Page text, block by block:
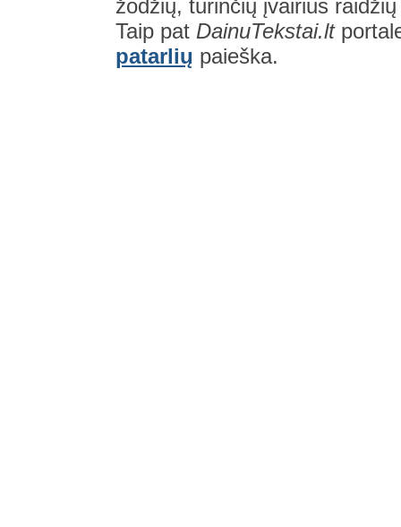
žodžių, turinčių įvairius
Taip pat DainuTekstai.lt
patarlių paieška.